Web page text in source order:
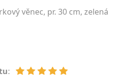
věnec, pr. 30 cm, zelená
: